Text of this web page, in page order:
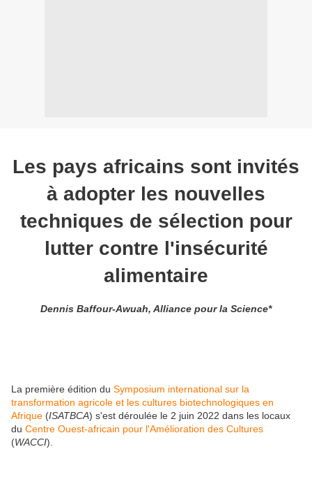
Les pays africains sont invités
à adopter les nouvelles
techniques de sélection pour
lutter contre l'insécurité
alimentaire
Dennis Baffour-Awuah, Alliance pour la Science*
La première édition du Symposium international sur la
transformation agricole et les cultures biotechnologiques en
Afrique (ISATBCA) s'est déroulée le 2 juin 2022 dans les locaux
du Centre Ouest-africain pour l'Amélioration des Cultures
(WACCI).